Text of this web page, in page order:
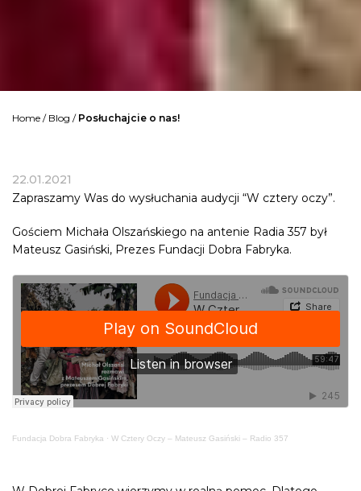
Home / Blog / Posłuchajcie o nas!
22.01.2021
Zapraszamy Was do wysłuchania audycji “W cztery oczy”.
Gościem Michała Olszańskiego na antenie Radia 357 był
Mateusz Gasiński, Prezes Fundacji Dobra Fabryka.
Fundacja Dobra Fabryka · W Cztery Oczy – Mateusz Gasiński – Radio 357